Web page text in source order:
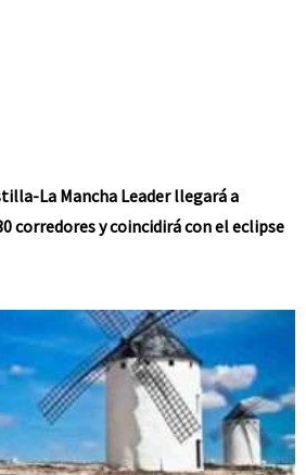
La Mancha Leader llegará a
corredores y coincidirá con el eclipse